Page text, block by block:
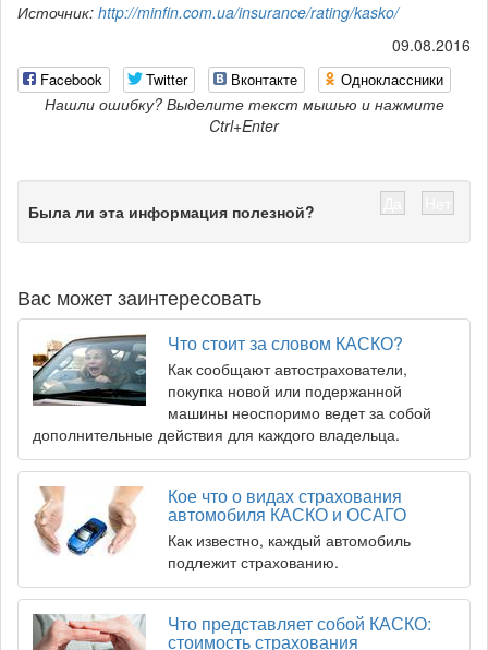
Источник: http://minfin.com.ua/insurance/rating/kasko/
09.08.2016
Facebook Twitter Вконтакте Одноклассники
Нашли ошибку? Выделите текст мышью и нажмите
Ctrl+Enter
Была ли эта информация полезной?
Вас может заинтересовать
Что стоит за словом КАСКО?
Как сообщают автострахователи,
покупка новой или подержанной
машины неоспоримо ведет за собой
дополнительные действия для каждого владельца.
Кое что о видах страхования
автомобиля КАСКО и ОСАГО
Как известно, каждый автомобиль
подлежит страхованию.
Что представляет собой КАСКО:
стоимость страхования